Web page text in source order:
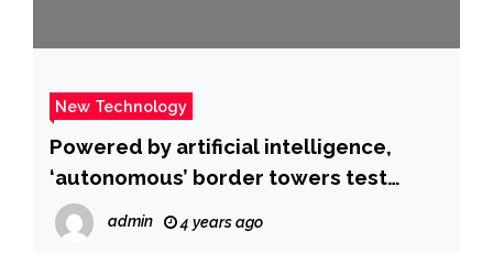
New Technology
Powered by artificial intelligence,
‘autonomous’ border towers test
Democrats’ support for surveillance
technology
admin 4 years ago